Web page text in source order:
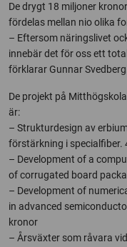
De drygt 18 miljoner
fördelas mellan nio olika
– Eftersom näringslivet
innebär det för oss ett
förklarar Gunnar Svedberg.
De projekt på
är:
– Strukturdesign av
förstärkning i specialfiber.
– Development of a
of corrugated board
– Development of
in advanced
kronor
– Årsväxter som råvara